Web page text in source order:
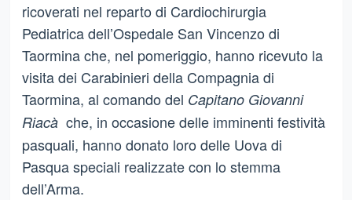
ricoverati nel reparto di Cardiochirurgia
Pediatrica dell’Ospedale San Vincenzo di
Taormina che, nel pomeriggio, hanno ricevuto la
visita dei Carabinieri della Compagnia di
Taormina, al comando del Capitano Giovanni
Riacà che, in occasione delle imminenti festività
pasquali, hanno donato loro delle Uova di
Pasqua speciali realizzate con lo stemma
dell’Arma.